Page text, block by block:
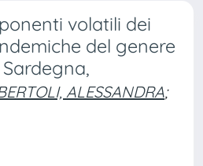
volatili dei
del genere
ALESSANDRA;